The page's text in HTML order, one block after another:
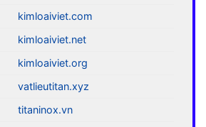
kimloaiviet.com
kimloaiviet.net
kimloaiviet.org
vatlieutitan.xyz
titaninox.vn